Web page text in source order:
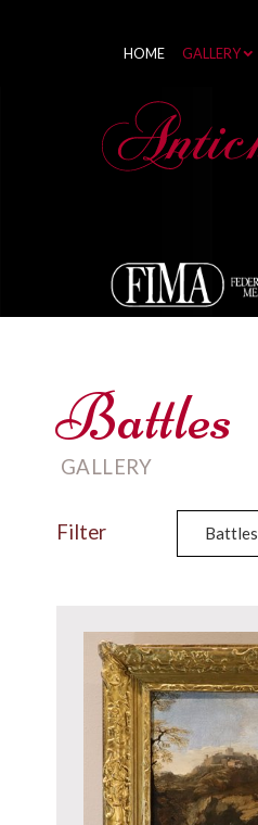
HOME GALLERY
Battles
GALLERY
Filter Battles